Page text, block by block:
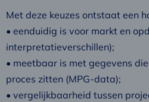
Met deze keuzes ontstaat een
• eenduidig is voor markt en
interpretatieverschillen);
• meetbaar is met gegevens
proces zitten (MPG-data);
• vergelijkbaarheid tussen